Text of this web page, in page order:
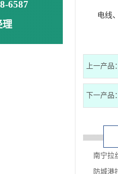
6587
理
电线
上一产品：
下一产品：
南宁拉
防城港